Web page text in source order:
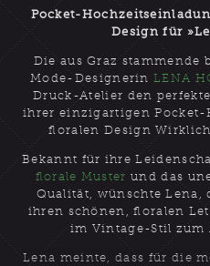
Pocket-
Design für
Die aus Graz stammende
Mode-DesignerinLENA
Druck-Atelier den
ihrer einzigartigen
floralen Design
Bekannt für ihre
florale Muster und das
Qualität, wünschte Lena,
ihren schönen, floralen
im Vintage-Stil zum
Lena meinte, dass für die